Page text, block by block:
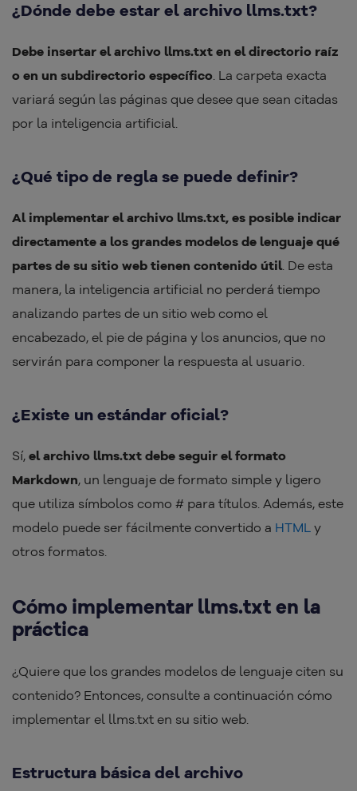
¿Dónde debe estar el archivo llms.txt?
Debe insertar el archivo llms.txt en el directorio raíz
o en un subdirectorio específico. La carpeta exacta
variará según las páginas que desee que sean citadas
por la inteligencia artificial.
¿Qué tipo de regla se puede definir?
Al implementar el archivo llms.txt, es posible indicar
directamente a los grandes modelos de lenguaje qué
partes de su sitio web tienen contenido útil. De esta
manera, la inteligencia artificial no perderá tiempo
analizando partes de un sitio web como el
encabezado, el pie de página y los anuncios, que no
servirán para componer la respuesta al usuario.
¿Existe un estándar oficial?
Sí, el archivo llms.txt debe seguir el formato
Markdown, un lenguaje de formato simple y ligero
que utiliza símbolos como # para títulos. Además, este
modelo puede ser fácilmente convertido a HTML y
otros formatos.
Cómo implementar llms.txt en la
práctica
¿Quiere que los grandes modelos de lenguaje citen su
contenido? Entonces, consulte a continuación cómo
implementar el llms.txt en su sitio web.
Estructura básica del archivo